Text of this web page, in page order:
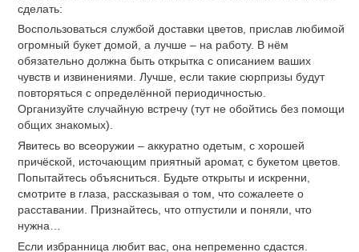
сделать:
Воспользоваться службой доставки цветов, прислав любимой
огромный букет домой, а лучше – на работу. В нём
обязательно должна быть открытка с описанием ваших
чувств и извинениями. Лучше, если такие сюрпризы будут
повторяться с определённой периодичностью.
Организуйте случайную встречу (тут не обойтись без помощи
общих знакомых).
Явитесь во всеоружии – аккуратно одетым, с хорошей
причёской, источающим приятный аромат, с букетом цветов.
Попытайтесь объясниться. Будьте открыты и искренни,
смотрите в глаза, рассказывая о том, что сожалеете о
расставании. Признайтесь, что отпустили и поняли, что
нужна…
Если избранница любит вас, она непременно сдастся.